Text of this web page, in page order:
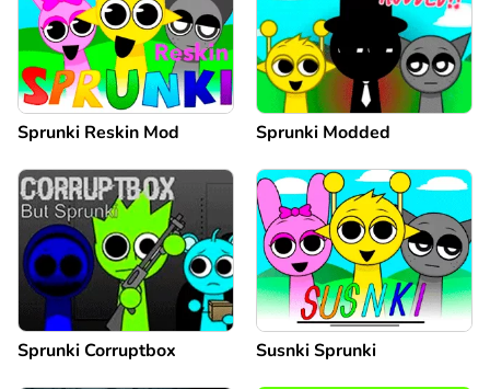
Sprunki Reskin Mod Sprunki Modded
Sprunki Corruptbox Susnki Sprunki